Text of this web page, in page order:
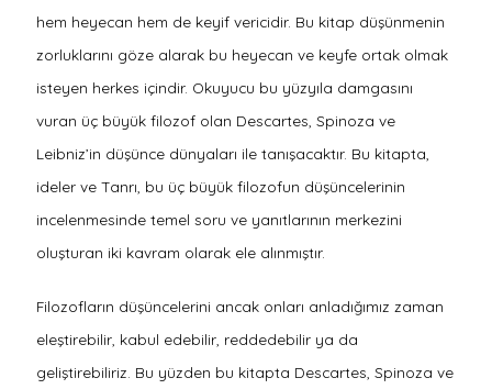
hem heyecan hem de keyif vericidir. Bu kitap düşünmenin
zorluklarını göze alarak bu heyecan ve keyfe ortak olmak
isteyen herkes içindir. Okuyucu bu yüzyıla damgasını
vuran üç büyük filozof olan Descartes, Spinoza ve
Leibniz’in düşünce dünyaları ile tanışacaktır. Bu kitapta,
ideler ve Tanrı, bu üç büyük filozofun düşüncelerinin
incelenmesinde temel soru ve yanıtlarının merkezini
oluşturan iki kavram olarak ele alınmıştır.
Filozofların düşüncelerini ancak onları anladığımız zaman
eleştirebilir, kabul edebilir, reddedebilir ya da
geliştirebiliriz. Bu yüzden bu kitapta Descartes, Spinoza ve